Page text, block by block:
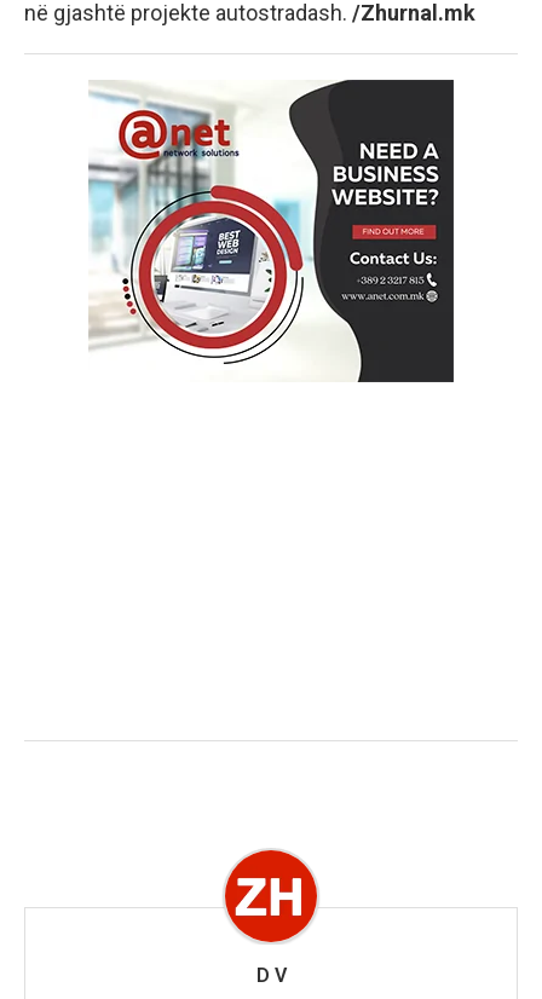
në gjashtë projekte autostradash. /Zhurnal.mk
D V